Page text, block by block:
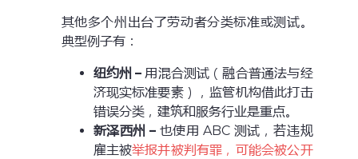
其他多个州出台了劳动者分类标准或测试。
典型例子有：
纽约州 – 用混合测试（融合普通法与经
济现实标准要素），监管机构借此打击
错误分类，建筑和服务行业是重点。
新泽西州 – 也使用 ABC 测试，若违规
雇主被举报并被判有罪，可能会被公开